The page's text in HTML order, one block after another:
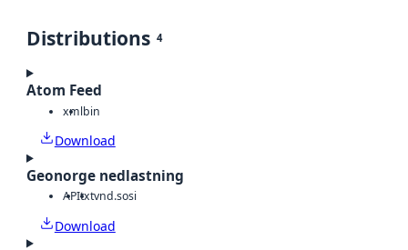
Distributions 4
Atom Feed
xmlbin
Download
Geonorge nedlastning
APItxtvnd.sosi
Download